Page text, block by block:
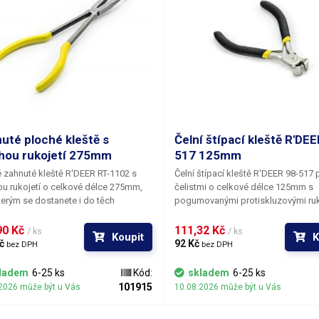
ploché kleště s
rukojetí 275mm
zahnuté kleště R'DEER RT-1102s
rukojetío celkové délce 275mm,
se dostanete i do těch
v úhlu 45° a pro pevnější úchop
povrchu vroubkované. Rukeji jsou
Kč / ks
bez DPH
Koupit
6-25 ks
může být u Vás
Kód:
101915
Čelní štípací kleště
517 125mm
Čelní štípací kleště R'DEER 98-517
čelistmi o celkové délce 125mm s
pogumovanými protiskluzovými
předměty, štípání více nožiček DIL
součástek či drátů najednou. Tyto
štípací kleště jsou vyrobeny ze
železa a niklu a jsou odolné vůči
111,32 Kč / ks
92 Kč bez DPH
skladem 6-25 ks
10.08.2026 může být u Vás